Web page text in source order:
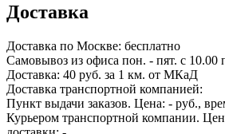
Доставка
Доставка по Москве: бесплатно
Самовывоз из офиса пон. - пят. с 10.00
Доставка: 40 руб. за 1 км. от МКаД
Доставка транспортной компанией:
Пункт выдачи заказов. Цена: - руб.,
Курьером транспортной компании.